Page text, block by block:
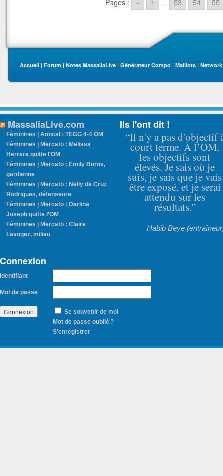
Pages : « 1 ... 53 54 55
Accueil | Forum | Notes MassaliaLive | Générateur Compo | Maillots | Network
MassaliaLive.com
Féminines | Amical : TEGG 4-4 OM
Féminines | Mercato : Melissa
Herrera quitte l’OM
Féminines | Mercato : Emily Burns,
gardienne
Féminines | Mercato : Nelly da Cruz
Rodrigues, défenseure
Féminines | Mercato : Darlina
Joseph quitte l’OM
Féminines | Mercato : Claire
Lavogez, milieu
Ils l'ont dit !
“Il n'y a pas d'objectif
court terme. À l’OM,
les objectifs sont
élevés. Je sais où je
suis, je sais que je vais
être exposé, et je serai
attendu sur les
résultats.”
Habib Beye
Connexion
Identifiant
Mot de passe
Se souvenir de moi
Mot de passe oublié ?
S'enregistrer